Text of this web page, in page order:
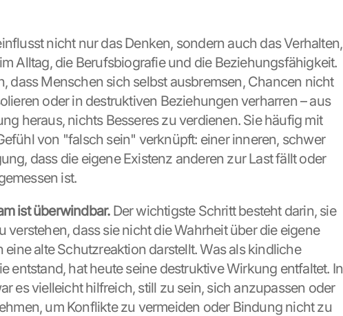
nicht nur das Denken, sondern auch das Verhalten,
Alltag, die Berufsbiografie und die Beziehungsfähigkeit.
dass Menschen sich selbst ausbremsen, Chancen nicht
oder in destruktiven Beziehungen verharren – aus
heraus, nichts Besseres zu verdienen. Sie häufig mit
von "falsch sein" verknüpft: einer inneren, schwer
dass die eigene Existenz anderen zur Last fällt oder
ist.
ist überwindbar. Der wichtigste Schritt besteht darin, sie
verstehen, dass sie nicht die Wahrheit über die eigene
eine alte Schutzreaktion darstellt. Was als kindliche
entstand, hat heute seine destruktive Wirkung entfaltet. In
es vielleicht hilfreich, still zu sein, sich anzupassen oder
um Konflikte zu vermeiden oder Bindung nicht zu